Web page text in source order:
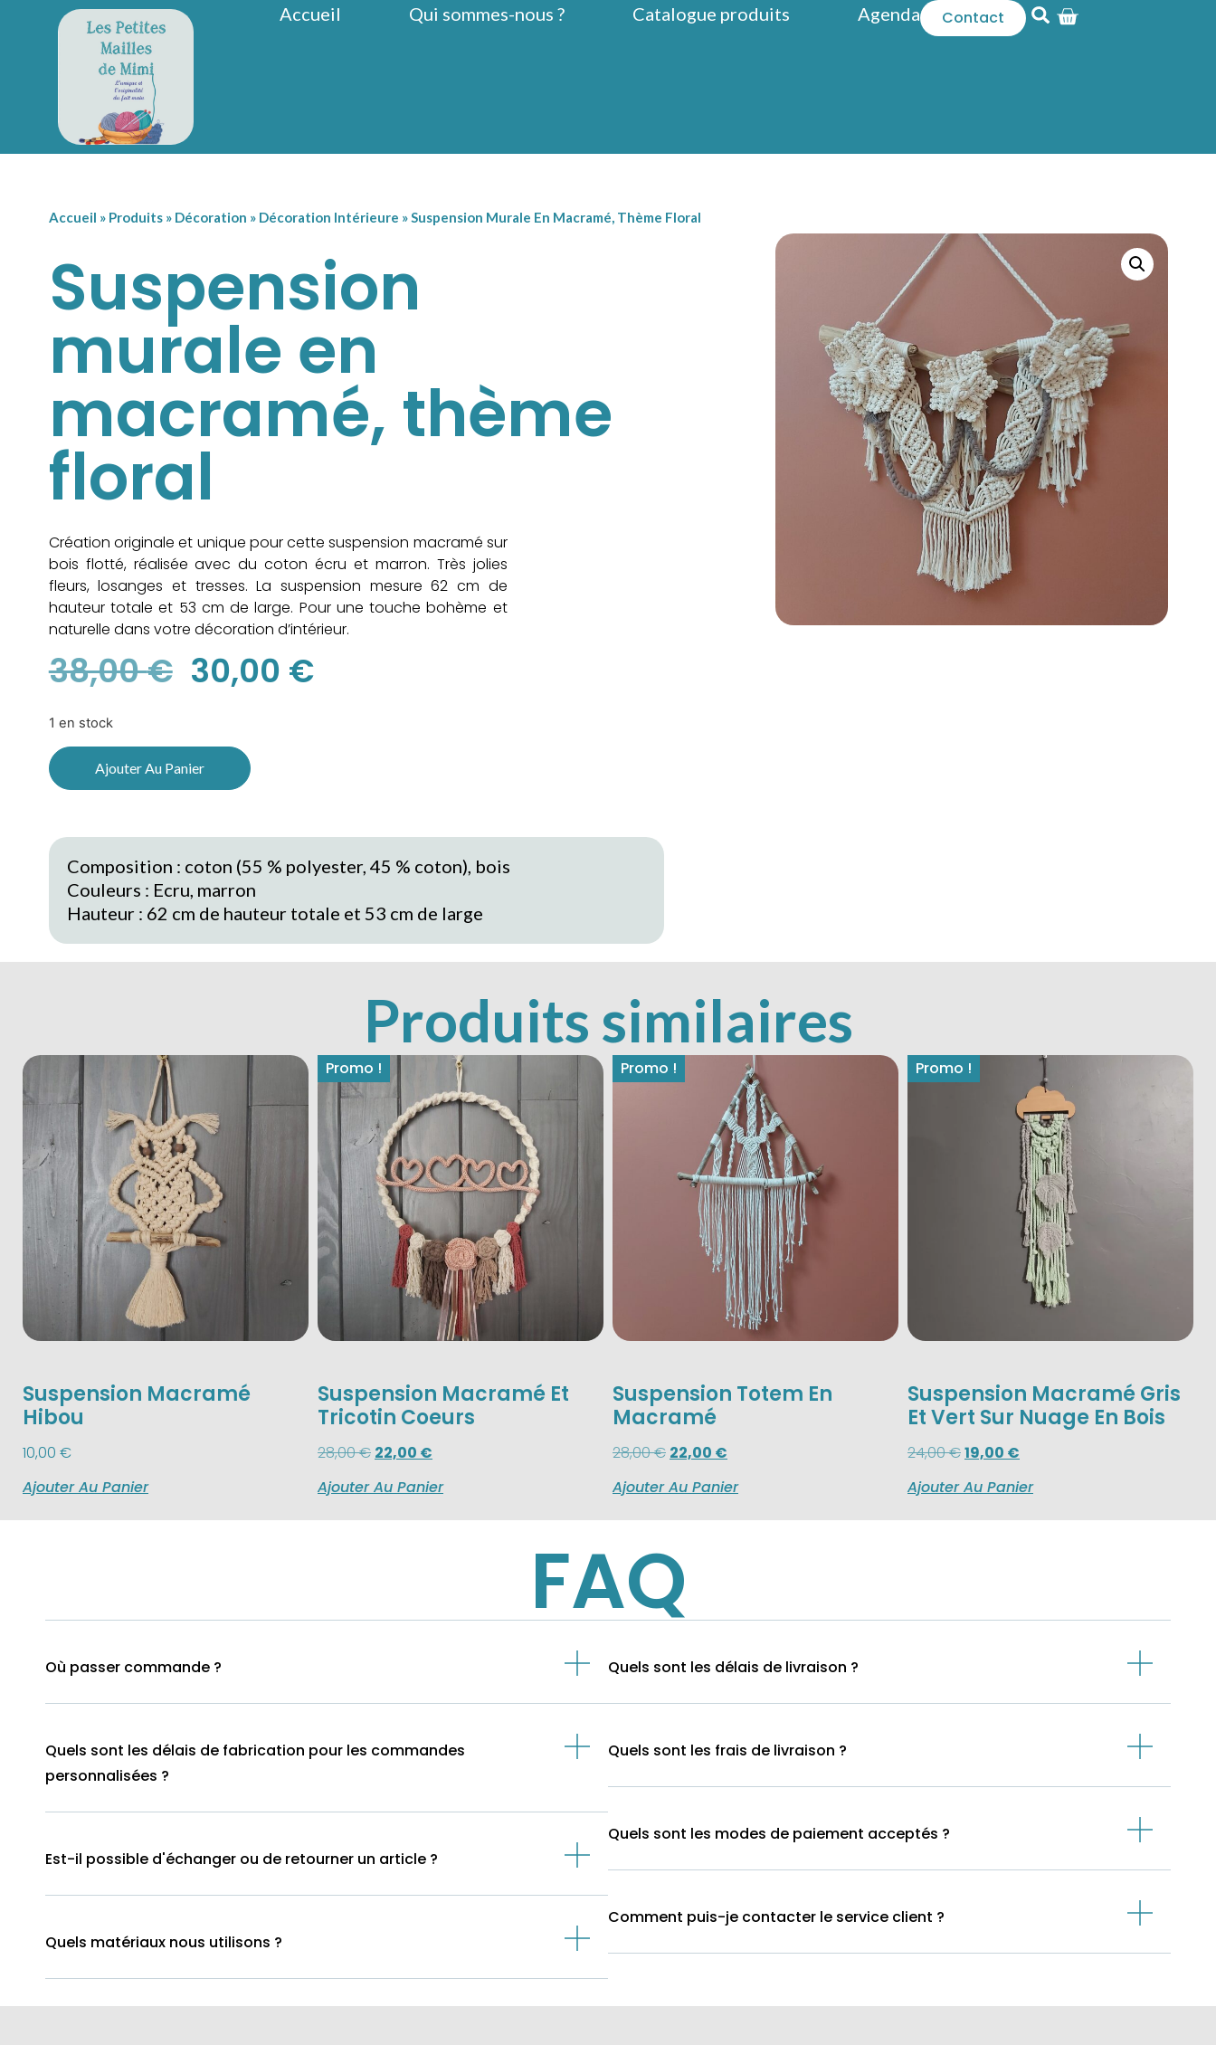
Accueil Qui sommes-nous ? Catalogue produits Agenda Contact
Accueil » Produits» Décoration » Décoration Intérieure »Suspension Murale En Macramé, Thème Floral
Suspension
murale en
macramé, thème
floral
Création originale et unique pour cette suspension macramé sur
bois flotté, réalisée avec du coton écru et marron. Très jolies
fleurs, losanges et tresses. La suspension mesure 62 cm de
hauteur totale et 53 cm de large. Pour une touche bohème et
naturelle dans votre décoration d’intérieur.
38,00€ 30,00 €
1 en stock
Ajouter Au Panier
Composition : coton (55 % polyester, 45 % coton), bois
Couleurs : Ecru, marron
Hauteur : 62 cm de hauteur totale et 53 cm de large
Produits similaires
Suspension Macramé
Hibou
10,00 €
Ajouter Au Panier
Promo !
Suspension Macramé Et
Tricotin Coeurs
28,00€ 22,00 €
Ajouter Au Panier
Promo !
Suspension Totem En
Macramé
28,00€ 22,00 €
Ajouter Au Panier
Promo !
Suspension Macramé Gris
Et Vert Sur Nuage En Bois
24,00€19,00 €
Ajouter Au Panier
FAQ
Où passer commande ?
Quels sont les délais de fabrication pour les commandes
personnalisées ?
Est-il possible d'échanger ou de retourner un article ?
Quels matériaux nous utilisons ?
Quels sont les délais de livraison ?
Quels sont les frais de livraison ?
Quels sont les modes de paiement acceptés ?
Comment puis-je contacter le service client ?